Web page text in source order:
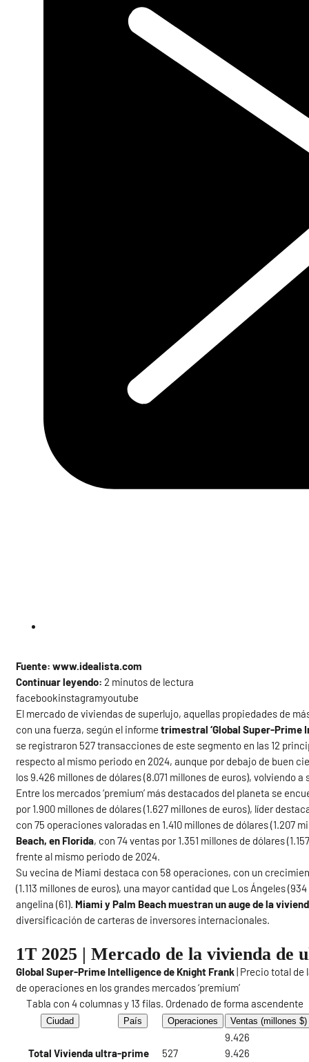
Fuente: www.idealista.com
Continuar leyendo: 2 minutos de lectura
facebookinstagramyoutube
El mercado de viviendas de superlujo, aquellas propiedades de
con una fuerza, según el informetrimestral ‘Global Super-Prime
se registraron 527 transacciones de este segmento en las 12
respecto al mismo periodo en 2024, aunque por debajo de buen
los 9.426 millones de dólares (8.071 millones de euros), volviendo
Entre los mercados ‘premium’ más destacados del planeta se
por 1.900 millones de dólares (1.627 millones de euros), líder
con 75 operaciones valoradas en 1.410 millones de dólares
Beach, en Florida, con 74 ventas por 1.351 millones de dólares
frente al mismo periodo de 2024.
Su vecina de Miami destaca con 58 operaciones, con un
(1.113 millones de euros), una mayor cantidad que Los Ángeles
angelina (61). Miami y Palm Beach muestran un auge de la
diversificación de carteras de inversores internacionales.
1T 2025 | Mercado de la vivienda de
Global Super-Prime Intelligence de Knight Frank| Precio total de
de operaciones en los grandes mercados ‘premium’
Tabla con 4 columnas y 13 filas. Ordenado de forma ascendente
Ciudad País Operaciones Ventas (millones $)
Total Vivienda ultra-prime 527
9.426
9.426